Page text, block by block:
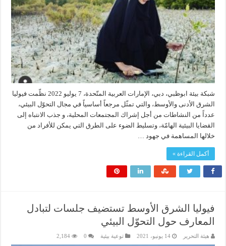
شبكة بيئة ابوظبي، دبي، الإمارات العربية المتّحدة، 7 يوليو 2022 نظّمت فيوليا
الشرق الأدنى والأوسط، والتي تمثّل مرجعاً أساسياً في مجال التحوّل البيئي،
عدداً من النشاطات من أجل إشراك المجتمعات المحلية، و جذب الانتباه إلى
القضايا البيئية الهامّة، وتسليط الضوء على الطرق التي يمكن للأفراد من
خلالها المساهمة في جهود …
أكمل القراءة »
فيوليا الشرق الأوسط تستضيف جلسات لتبادل
المعارف حول التحوّل البيئي
هيئة التحرير 14 يونيو، 2021 توعية بيئية 0
2,184